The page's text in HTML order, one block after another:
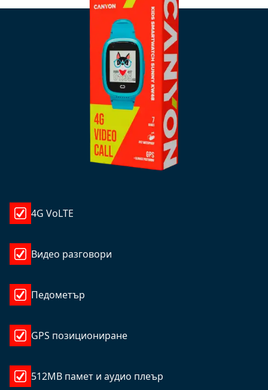
4G VoLTE
Видео разговори
Педометър
GPS позициониране
512MB памет и аудио плеър